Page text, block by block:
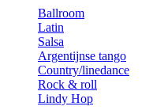
Ballroom
Latin
Salsa
Argentijnse tango
Country/linedance
Rock & roll
Lindy Hop